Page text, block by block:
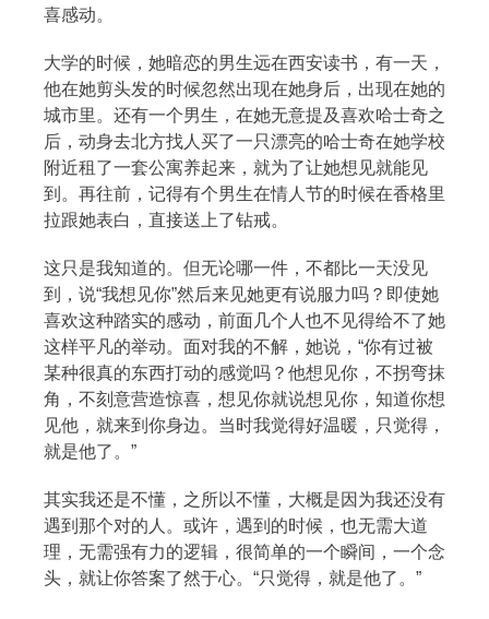
喜感动。
大学的时候，她暗恋的男生远在西安读书，有一天，
他在她剪头发的时候忽然出现在她身后，出现在她的
城市里。还有一个男生，在她无意提及喜欢哈士奇之
后，动身去北方找人买了一只漂亮的哈士奇在她学校
附近租了一套公寓养起来，就为了让她想见就能见
到。再往前，记得有个男生在情人节的时候在香格里
拉跟她表白，直接送上了钻戒。
这只是我知道的。但无论哪一件，不都比一天没见
到，说“我想见你”然后来见她更有说服力吗？即使她
喜欢这种踏实的感动，前面几个人也不见得给不了她
这样平凡的举动。面对我的不解，她说，“你有过被
某种很真的东西打动的感觉吗？他想见你，不拐弯抹
角，不刻意营造惊喜，想见你就说想见你，知道你想
见他，就来到你身边。当时我觉得好温暖，只觉得，
就是他了。”
其实我还是不懂，之所以不懂，大概是因为我还没有
遇到那个对的人。或许，遇到的时候，也无需大道
理，无需强有力的逻辑，很简单的一个瞬间，一个念
头，就让你答案了然于心。“只觉得，就是他了。”